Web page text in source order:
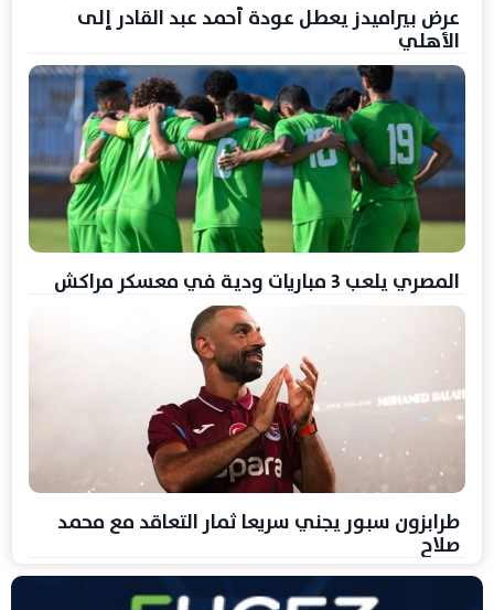
عرض بيراميدز يعطل عودة أحمد عبد القادر إلى
الأهلي
المصري يلعب 3 مباريات ودية في معسكر مراكش
طرابزون سبور يجني سريعا ثمار التعاقد مع محمد
صلاح